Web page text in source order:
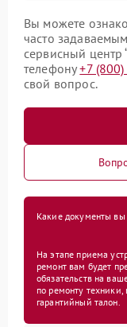
Вы можете
часто
сервисный центр
телефону+7
свой вопрос.
Какие документы вы
На этапе приема
ремонт вам будет
обязательств на
по ремонту
гарантийный талон.